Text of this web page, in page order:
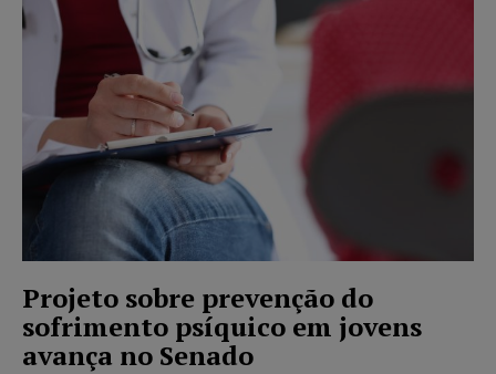
Projeto sobre prevenção do
sofrimento psíquico em jovens
avança no Senado